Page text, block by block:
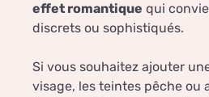
effet romantique qui
discrets ou sophistiqués.
Si vous souhaitez ajouter
visage, les teintes pêche ou